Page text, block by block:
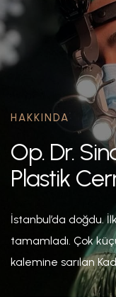
HAKKINDA
Op. Dr.
Plastik
İstanbul’da doğdu.
tamamladı. Çok
kalemine sarılan
dökmeye başladı.